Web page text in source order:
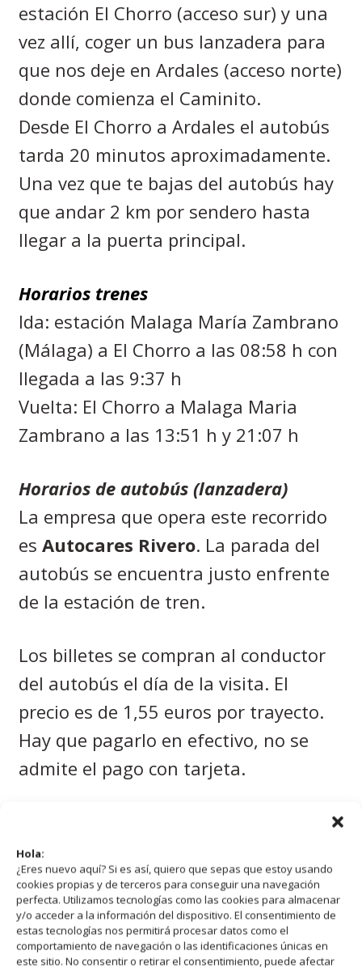
Hola:
¿Eres nuevo aquí? Si es así, quiero que sepas que estoy usando
cookies propias y de terceros para conseguir una navegación
perfecta. Utilizamos tecnologías como las cookies para almacenar
y/o acceder a la información del dispositivo. El consentimiento de
estas tecnologías nos permitirá procesar datos como el
comportamiento de navegación o las identificaciones únicas en
este sitio. No consentir o retirar el consentimiento, puede afectar
estación El Chorro (acceso sur) y una
vez allí, coger un bus lanzadera para
que nos deje en Ardales (acceso norte)
donde comienza el Caminito.
Desde El Chorro a Ardales el autobús
tarda 20 minutos aproximadamente.
Una vez que te bajas del autobús hay
que andar 2 km por sendero hasta
llegar a la puerta principal.
Horarios trenes
Ida: estación Malaga María Zambrano
(Málaga) a El Chorro a las 08:58 h con
llegada a las 9:37 h
Vuelta: El Chorro a Malaga Maria
Zambrano a las 13:51 h y 21:07 h
Horarios de autobús (lanzadera)
La empresa que opera este recorrido
es Autocares Rivero. La parada del
autobús se encuentra justo enfrente
de la estación de tren.
Los billetes se compran al conductor
del autobús el día de la visita. El
precio es de 1,55 euros por trayecto.
Hay que pagarlo en efectivo, no se
admite el pago con tarjeta.
Horario autobuses/lanzadera: de 7:50
h a 19:00 h. El de las
mejor opción.